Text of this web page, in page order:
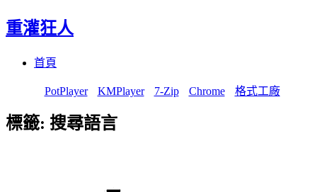
重灌狂人
首頁
PotPlayer KMPlayer 7-Zip Chrome 格式工廠
標籤: 搜尋語言